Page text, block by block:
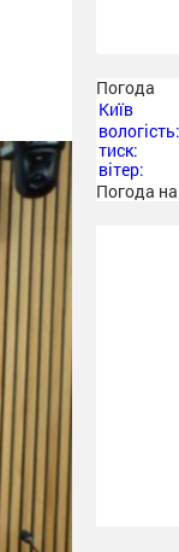
Погода
Київ
вологість:
тиск:
вітер:
Погода на